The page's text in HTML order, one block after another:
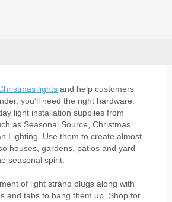
lights and help customers
you’ll need the right hardware.
light installation supplies from
as Seasonal Source, Christmas
Lighting. Use them to create almost
houses, gardens, patios and yard
seasonal spirit.
of light strand plugs along with
and tabs to hang them up. Shop for